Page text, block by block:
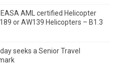
AML certified Helicopter
or AW139 Helicopters – B1.3
seeks a Senior Travel